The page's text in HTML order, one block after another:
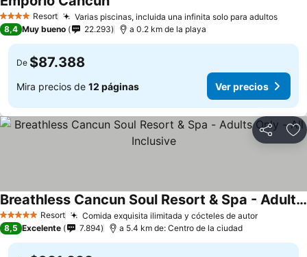
4 EstrellasResort Varias piscinas, incluida una infinita solo para adultosVer
Ver precios
8,4 Muy bueno 22.293 a 0.2 km de la playa
De $87.388
Mira precios de 12 páginas Ver precios
Compartir
5 Estrellas Resort Comida exquisita ilimitada y cócteles de autorVer
Breathless Cancun Soul Resort & Spa - Adults Only - All Inclusive
Ver precios
8,5 Excelente 7.894 a 5.4 km de: Centro de la ciudad